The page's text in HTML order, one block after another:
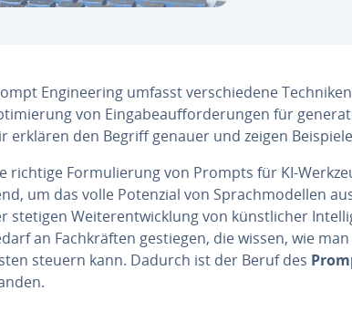
En­gi­nee­ring umfasst ver­schie­de­ne
von Ein­ga­be­auf­for­de­run­gen für
erklären den Begriff genauer und zeigen
richtige For­mu­lie­rung von Prompts für KI-
um das volle Potenzial von Sprach­mo­del­len
stetigen Wei­ter­ent­wick­lung von künst­li­cher
an Fach­kräf­ten gestiegen, die wissen, wie
steuern kann. Dadurch ist der Beruf des